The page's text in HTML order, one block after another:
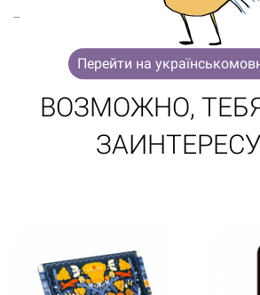
ВОЗМОЖНО,
Перейти на